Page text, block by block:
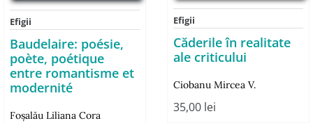
Efigii
Baudelaire: poésie,
poète, poétique
entre romantisme et
modernité
Foşalău Liliana Cora
Efigii
Căderile în realitate
ale criticului
Ciobanu Mircea V.
35,00 lei